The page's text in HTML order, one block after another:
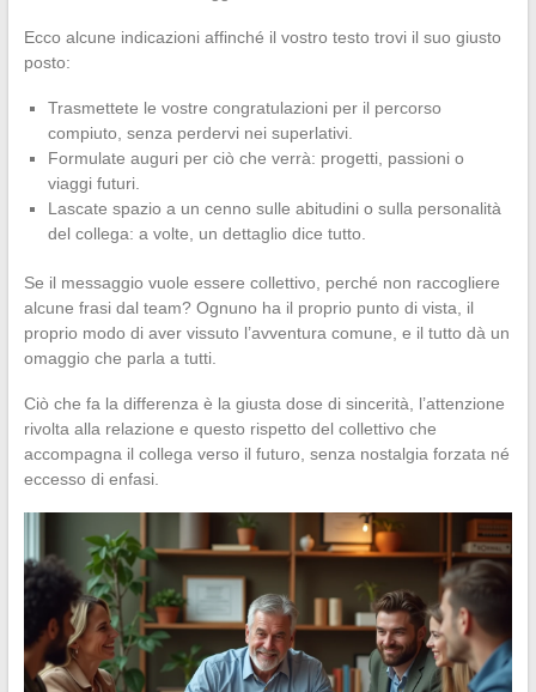
Ecco alcune indicazioni affinché il vostro testo trovi il suo giusto
posto:
Trasmettete le vostre congratulazioni per il percorso
compiuto, senza perdervi nei superlativi.
Formulate auguri per ciò che verrà: progetti, passioni o
viaggi futuri.
Lascate spazio a un cenno sulle abitudini o sulla personalità
del collega: a volte, un dettaglio dice tutto.
Se il messaggio vuole essere collettivo, perché non raccogliere
alcune frasi dal team? Ognuno ha il proprio punto di vista, il
proprio modo di aver vissuto l’avventura comune, e il tutto dà un
omaggio che parla a tutti.
Ciò che fa la differenza è la giusta dose di sincerità, l’attenzione
rivolta alla relazione e questo rispetto del collettivo che
accompagna il collega verso il futuro, senza nostalgia forzata né
eccesso di enfasi.